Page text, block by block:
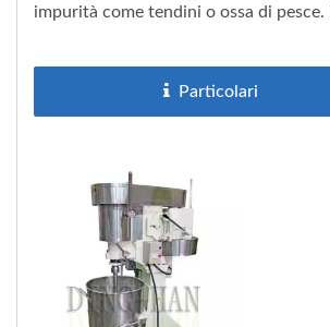
impurità come tendini o ossa di pesce. Il
Particolari